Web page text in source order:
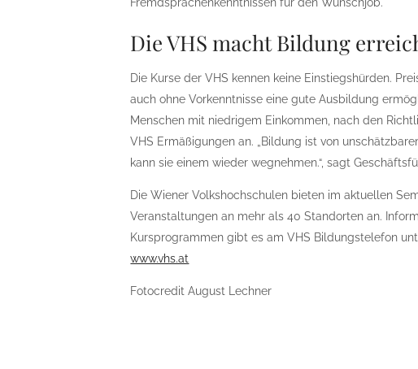
Die VHS macht Bildung
Die Kurse der VHS kennen keine Einstiegshürden.
auch ohne Vorkenntnisse eine gute Ausbildung
Menschen mit niedrigem Einkommen, nach den
VHS Ermäßigungen an. „Bildung ist von
kann sie einem wieder wegnehmen.“, sagt
Die Wiener Volkshochschulen bieten im aktuellen
Veranstaltungen an mehr als 40 Standorten an.
Kursprogrammen gibt es am VHS Bildungstelefon
www.vhs.at
Fotocredit August Lechner